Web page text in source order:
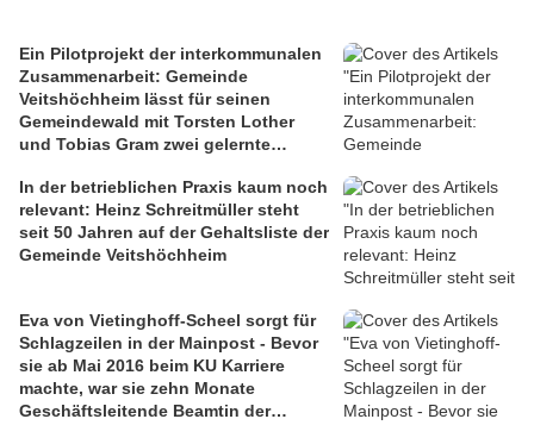
Ein Pilotprojekt der interkommunalen
Zusammenarbeit: Gemeinde
Veitshöchheim lässt für seinen
Gemeindewald mit Torsten Lother
und Tobias Gram zwei gelernte
Forstwirten durch den Zellinger
Gemeindeförster ausbilden
In der betrieblichen Praxis kaum noch
relevant: Heinz Schreitmüller steht
seit 50 Jahren auf der Gehaltsliste der
Gemeinde Veitshöchheim
Eva von Vietinghoff-Scheel sorgt für
Schlagzeilen in der Mainpost - Bevor
sie ab Mai 2016 beim KU Karriere
machte, war sie zehn Monate
Geschäftsleitende Beamtin der